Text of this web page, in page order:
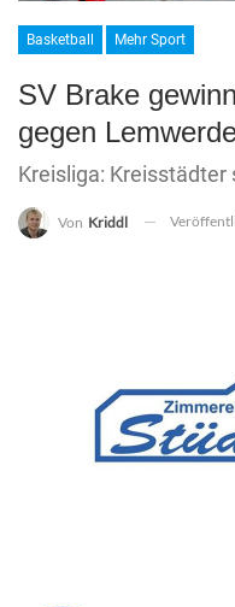
Basketball Mehr Sport
SV Brake
gegen
Kreisliga:
Von Kriddl